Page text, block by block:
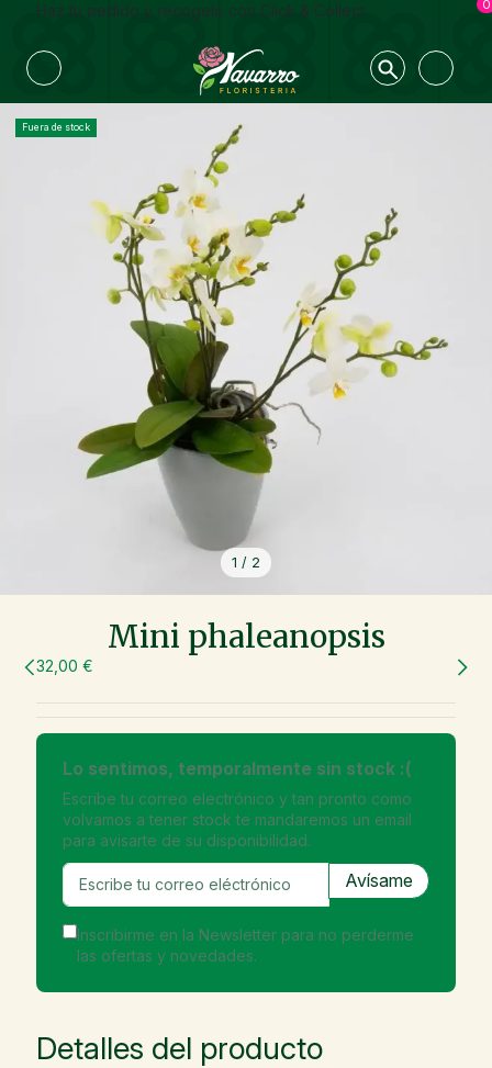
Haz tu pedido y recogelo con Click & Collect 0
Fuera de stock
1 / 2
Mini phaleanopsis
32,00 €
Lo sentimos, temporalmente sin stock :(
Escribe tu correo electrónico y tan pronto como
volvamos a tener stock te mandaremos un email
para avisarte de su disponibilidad.
Inscribirme en la Newsletter para no perderme
las ofertas y novedades.
Detalles del producto